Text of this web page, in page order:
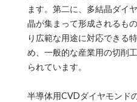
ます。第二に、多結晶ダイ
晶が集まって形成されるも
り広範な用途に対応できる
め、一般的な産業用の切削
られています。
半導体用CVDダイヤモンド